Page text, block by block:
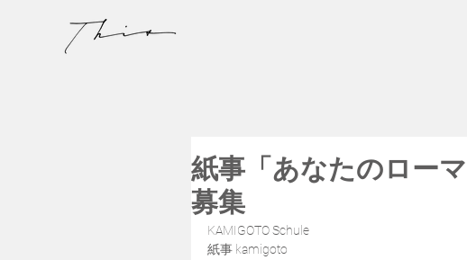
紙事「あなたのロー
募集
KAMIGOTO Schule
紙事 kamigoto